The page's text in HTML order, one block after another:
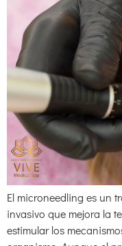
El microneedling es un
invasivo que mejora la
estimular los